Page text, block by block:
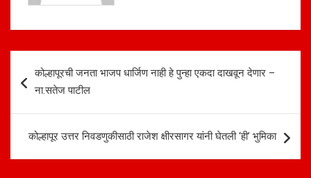
navigation
कोल्हापूरची जनता भाजप धार्जिण नाही हे पुन्हा एकदा दाखवून देणार –
ना.सतेज पाटील
कोल्हापूर उत्तर निवडणुकीसाठी राजेश क्षीरसागर यांनी घेतली ‘ही’ भुमिका